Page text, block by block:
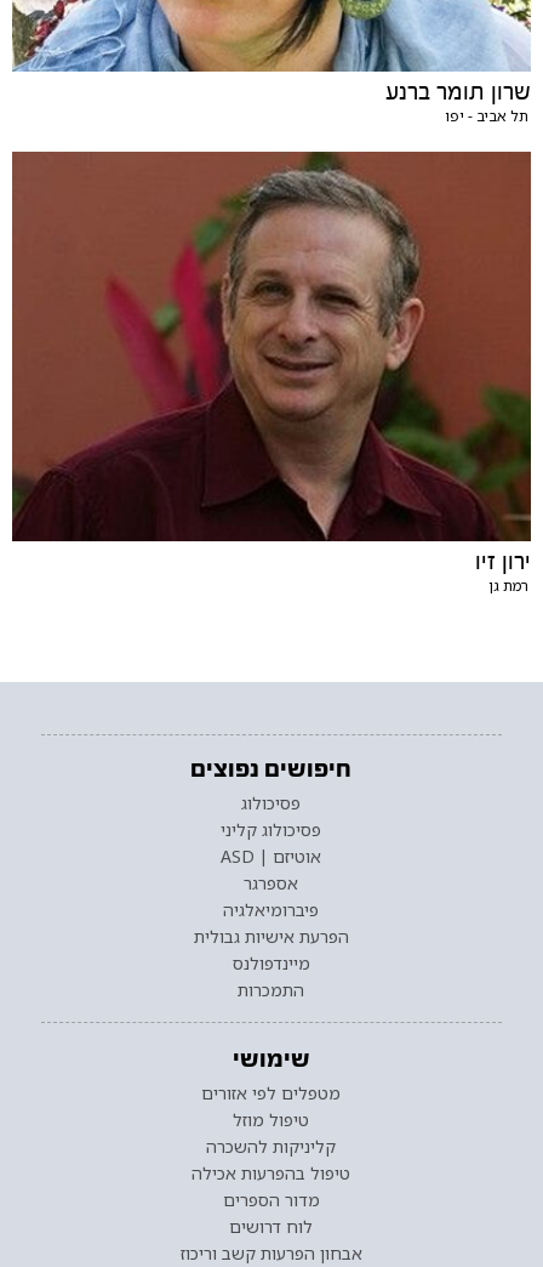
שרון תומר ברנע
תל אביב - יפו
ירון זיו
רמת גן
חיפושים נפוצים
פסיכולוג
פסיכולוג קליני
אוטיזם | ASD
אספרגר
פיברומיאלגיה
הפרעת אישיות גבולית
מיינדפולנס
התמכרות
שימושי
מטפלים לפי אזורים
טיפול מוזל
קליניקות להשכרה
טיפול בהפרעות אכילה
מדור הספרים
לוח דרושים
אבחון הפרעות קשב וריכוז